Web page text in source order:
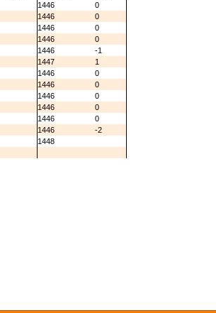
1446
0
1446
0
1446
0
1446
0
1446
-1
1447
1
1446
0
1446
0
1446
0
1446
0
1446
0
1446
-2
1448